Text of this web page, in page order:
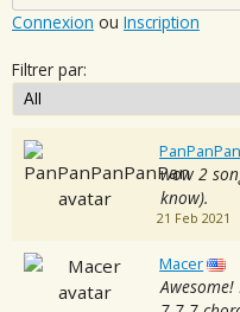
Connexion ou Inscription
Filtrer par:
wow 2
know).
21 Feb 2021
Macer